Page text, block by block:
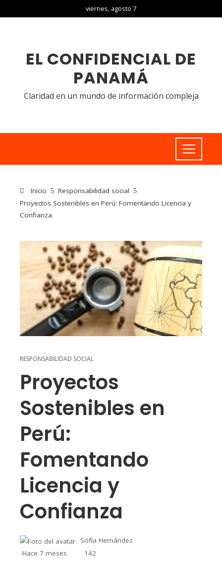
viernes, agosto 7
EL CONFIDENCIAL DE
PANAMÁ
Claridad en un mundo de información compleja
Inicio
Responsabilidad social
Proyectos Sostenibles en Perú: Fomentando Licencia y
Confianza
RESPONSABILIDAD SOCIAL
Proyectos
Sostenibles en
Perú:
Fomentando
Licencia y
Confianza
Sofía Hernández
Hace 7 meses
142